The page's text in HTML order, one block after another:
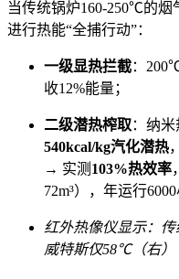
当传统锅炉160-250℃的烟
进行热能“全捕行动”：
一级显热拦截：
收12%能量；
二级潜热榨取：纳
540kcal/kg汽化潜热
→ 实测 103%热效率
72m³），年运行
红外热像仪显示：
威特斯仅58℃（右）